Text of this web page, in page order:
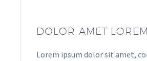
DOLOR AMET
Lorem ipsum dolor sit amet,